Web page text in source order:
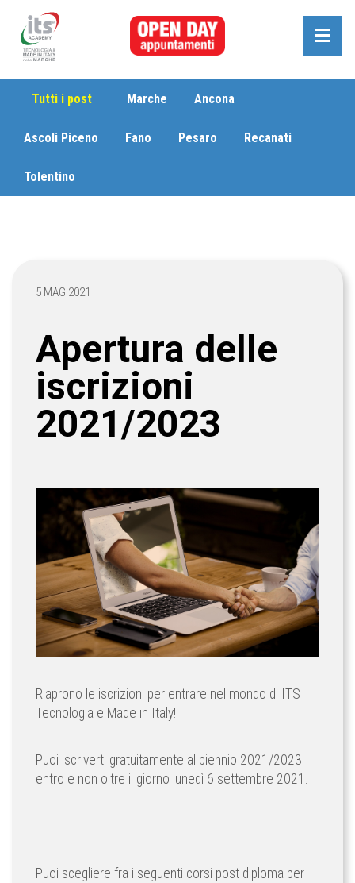
Tutti i post Marche Ancona
Ascoli Piceno Fano Pesaro Recanati
Tolentino
5 MAG 2021
Apertura delle
iscrizioni
2021/2023
Riaprono le iscrizioni per entrare nel mondo di ITS
Tecnologia e Made in Italy!
Puoi iscriverti gratuitamente al biennio 2021/2023
entro e non oltre il giorno lunedì 6 settembre 2021.
Puoi scegliere fra i seguenti corsi post diploma per